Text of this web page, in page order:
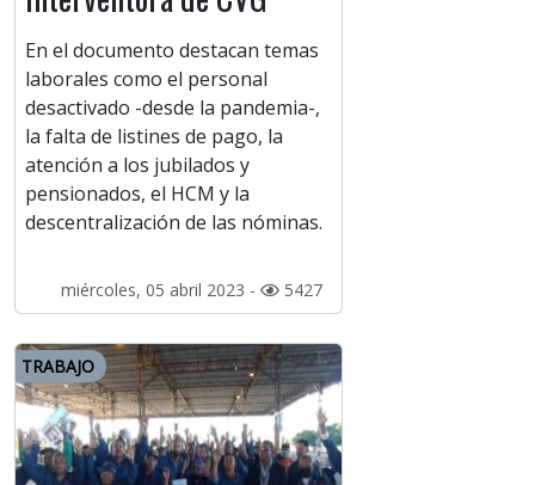
En el documento destacan temas
laborales como el personal
desactivado -desde la pandemia-,
la falta de listines de pago, la
atención a los jubilados y
pensionados, el HCM y la
descentralización de las nóminas.
miércoles, 05 abril 2023 - 5427
TRABAJO